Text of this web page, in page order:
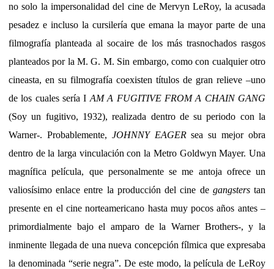
no solo la impersonalidad del cine de Mervyn LeRoy, la acusada
pesadez e incluso la cursilería que emana la mayor parte de una
filmografía planteada al socaire de los más trasnochados rasgos
planteados por la M. G. M. Sin embargo, como con cualquier otro
cineasta, en su filmografía coexisten títulos de gran relieve –uno
de los cuales sería I AM A FUGITIVE FROM A CHAIN GANG
(Soy un fugitivo, 1932), realizada dentro de su periodo con la
Warner-. Probablemente, JOHNNY EAGERsea su mejor obra
dentro de la larga vinculación con la Metro Goldwyn Mayer. Una
magnífica película, que personalmente se me antoja ofrece un
valiosísimo enlace entre la producción del cine de gangsterstan
presente en el cine norteamericano hasta muy pocos años antes –
primordialmente bajo el amparo de la Warner Brothers-, y la
inminente llegada de una nueva concepción fílmica que expresaba
la denominada “serie negra”. De este modo, la película de LeRoy